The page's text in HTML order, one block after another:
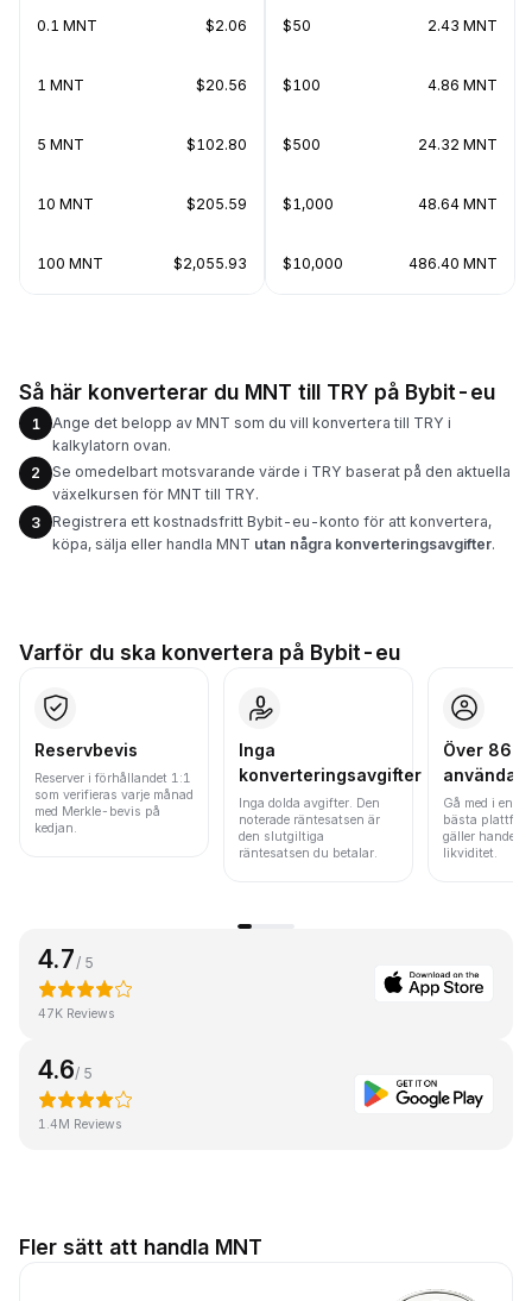
0.1 MNT $2.06
1 MNT $20.56
5 MNT $102.80
10 MNT $205.59
100 MNT $2,055.93
$50 2.43 MNT
$100 4.86 MNT
$500 24.32 MNT
$1,000 48.64 MNT
$10,000 486.40 MNT
Så här konverterar du MNT till TRY på Bybit-eu
1
Ange det belopp av MNT som du vill konvertera till TRY i
kalkylatorn ovan.
2
Se omedelbart motsvarande värde i TRY baserat på den aktuella
växelkursen för MNT till TRY.
3
Registrera ett kostnadsfritt Bybit-eu-konto för att konvertera,
köpa, sälja eller handla MNT utan några konverteringsavgifter.
Varför du ska konvertera på Bybit-eu
Reservbevis
Reserver i förhållandet 1:1
som verifieras varje månad
med Merkle-bevis på
kedjan.
Inga
konverteringsavgifter
Inga dolda avgifter. Den
noterade räntesatsen är
den slutgiltiga
räntesatsen du betalar.
Över 86
Gå med i en
bästa
gäller
likviditet.
4.7 / 5
47K Reviews
4.6/ 5
1.4M Reviews
Fler sätt att handla MNT